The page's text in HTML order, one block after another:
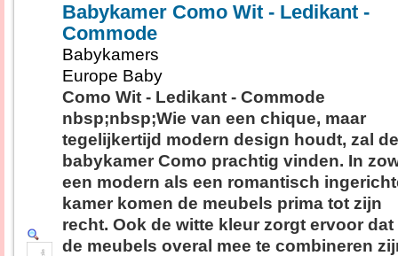
Babykamer Como Wit - Ledikant -
Commode
Babykamers
Europe Baby
Como Wit - Ledikant - Commode
nbsp;nbsp;Wie van een chique, maar
tegelijkertijd modern design houdt, zal de
babykamer Como prachtig vinden. In
een modern als een romantisch
kamer komen de meubels prima tot zijn
recht. Ook de witte kleur zorgt ervoor dat
de meubels overal mee te combineren